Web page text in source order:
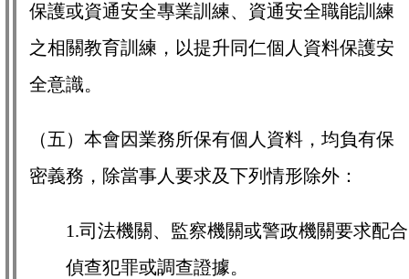
保護或資通安全專業訓練、資通安全職能訓練
之相關教育訓練，以提升同仁個人資料保護安
全意識。
（五）本會因業務所保有個人資料，均負有保
密義務，除當事人要求及下列情形除外：
1.司法機關、監察機關或警政機關要求配合
偵查犯罪或調查證據。